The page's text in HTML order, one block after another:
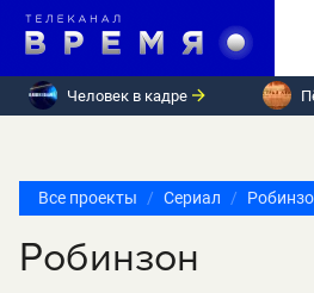
Человек в кадре
Все проекты Сериал
Робинзон